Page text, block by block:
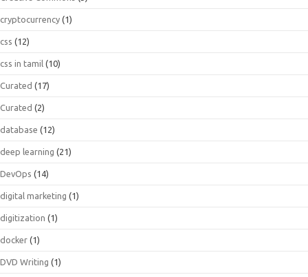
cryptocurrency (1)
css (12)
css in tamil (10)
Curated (17)
Curated (2)
database (12)
deep learning (21)
DevOps (14)
digital marketing (1)
digitization (1)
docker (1)
DVD Writing (1)